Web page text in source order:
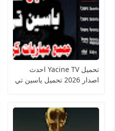
تحميل Yacine TV احدث
اصدار 2026 تحميل ياسين تي